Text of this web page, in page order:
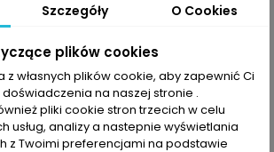
PRODUKTU
na kilka sekcji, tak by nie ominąć
Szczegóły O Cookies
plików cookies
z własnych plików cookie, aby zapewnić Ci
na naszej stronie .
pliki cookie stron trzecich w celu
usług, analizy a nastepnie wyświetlania
z Twoimi preferencjami na podstawie